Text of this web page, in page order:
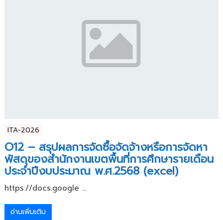
ITA-2026
O12 – สรุปผลการจัดซื้อจัดจ้างหรือการจัดหา
พัสดุของสำนักงานเขตพื้นที่การศึกษารายเดือน
ประจำปีงบประมาณ พ.ศ.2568 (excel)
https://docs.google ...
อ่านเพิ่มเติม